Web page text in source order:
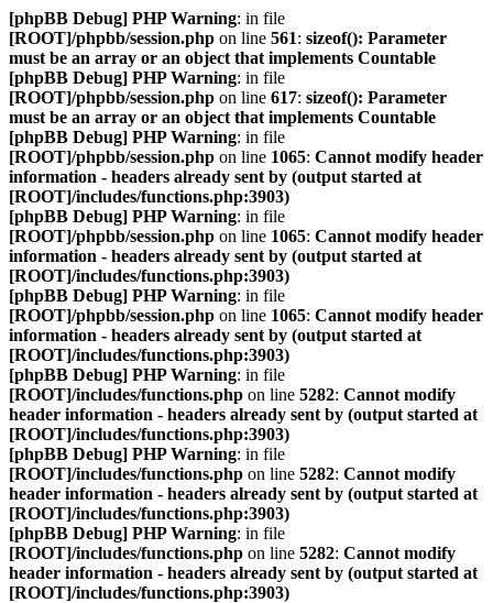
[phpBB Debug] PHP Warning: in file
[ROOT]/phpbb/session.php on line 561: sizeof(): Parameter
must be an array or an object that implements Countable
[phpBB Debug] PHP Warning: in file
[ROOT]/phpbb/session.php on line 617: sizeof(): Parameter
must be an array or an object that implements Countable
[phpBB Debug] PHP Warning: in file
[ROOT]/phpbb/session.php on line 1065: Cannot modify header
information - headers already sent by (output started at
[ROOT]/includes/functions.php:3903)
[phpBB Debug] PHP Warning: in file
[ROOT]/phpbb/session.php on line 1065: Cannot modify header
information - headers already sent by (output started at
[ROOT]/includes/functions.php:3903)
[phpBB Debug] PHP Warning: in file
[ROOT]/phpbb/session.php on line 1065: Cannot modify header
information - headers already sent by (output started at
[ROOT]/includes/functions.php:3903)
[phpBB Debug] PHP Warning: in file
[ROOT]/includes/functions.php on line 5282: Cannot modify
header information - headers already sent by (output started at
[ROOT]/includes/functions.php:3903)
[phpBB Debug] PHP Warning: in file
[ROOT]/includes/functions.php on line 5282: Cannot modify
header information - headers already sent by (output started at
[ROOT]/includes/functions.php:3903)
[phpBB Debug] PHP Warning: in file
[ROOT]/includes/functions.php on line 5282: Cannot modify
header information - headers already sent by (output started at
[ROOT]/includes/functions.php:3903)